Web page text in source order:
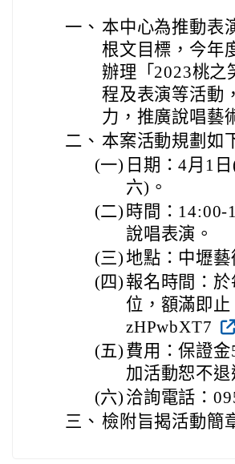
一、 本中心為推動表
根文目標，今年
辦理「2023桃之
程及表演等活動
力，推廣說唱藝
二、 本案活動規劃如
(一) 日期：4月1
六)。
(二) 時間：
說唱表演。
(三)地點：中壢
(四) 報名時間：
位，額滿即
zHPwbXT7
(五) 費用：保證
加活動恕不退
(六) 洽詢電話：
三、 檢附旨揭活動簡